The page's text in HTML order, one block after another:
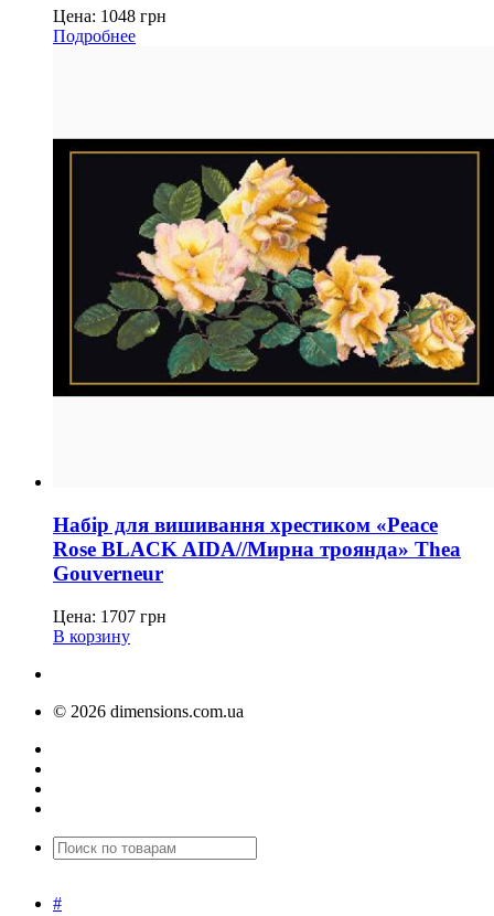
Цена: 1048 грн
Подробнее
Набір для вишивання хрестиком «Peace
Rose BLACK AIDA//Мирна троянда» Thea
Gouverneur
Цена: 1707 грн
В корзину
© 2026 dimensions.com.ua
#